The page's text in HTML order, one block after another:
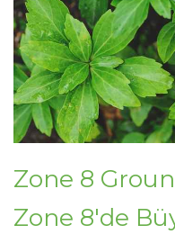
Zone 8
Zone 8'de